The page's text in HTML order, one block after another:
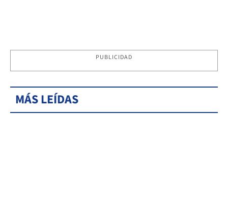
PUBLICIDAD
MÁS LEÍDAS